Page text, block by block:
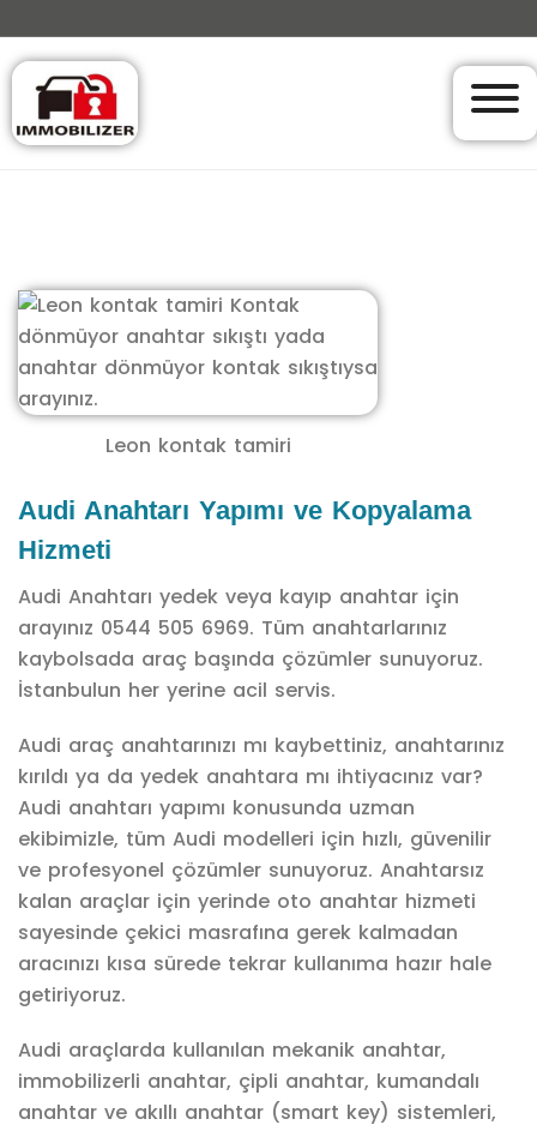
Leon kontak tamiri
Audi Anahtarı Yapımı ve Kopyalama
Hizmeti
Audi Anahtarı yedek veya kayıp anahtar için
arayınız 0544 505 6969. Tüm anahtarlarınız
kaybolsada araç başında çözümler sunuyoruz.
İstanbulun her yerine acil servis.
Audi araç anahtarınızı mı kaybettiniz, anahtarınız
kırıldı ya da yedek anahtara mı ihtiyacınız var?
Audi anahtarı yapımı konusunda uzman
ekibimizle, tüm Audi modelleri için hızlı, güvenilir
ve profesyonel çözümler sunuyoruz. Anahtarsız
kalan araçlar için yerinde oto anahtar hizmeti
sayesinde çekici masrafına gerek kalmadan
aracınızı kısa sürede tekrar kullanıma hazır hale
getiriyoruz.
Audi araçlarda kullanılan mekanik anahtar,
immobilizerli anahtar, çipli anahtar, kumandalı
anahtar ve akıllı anahtar (smart key) sistemleri,